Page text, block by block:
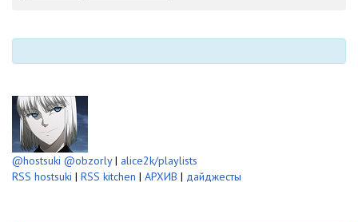
@hostsuki @obzorly| alice2k/playlists
RSS hostsuki | RSS kitchen | АРХИВ | дайджесты